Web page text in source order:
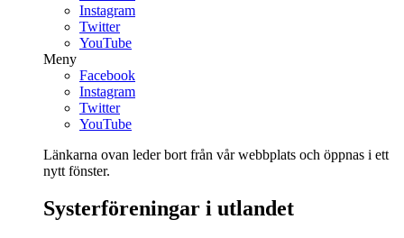
Instagram
Twitter
YouTube
Meny
Facebook
Instagram
Twitter
YouTube
Länkarna ovan leder bort från vår webbplats och öppnas i ett
nytt fönster.
Systerföreningar i utlandet